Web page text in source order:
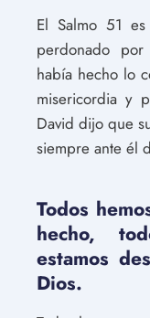
El Salmo 51
perdonado
había hecho lo
misericordia y
David dijo que
siempre ante él
Todos
hecho,
estamos
Dios.